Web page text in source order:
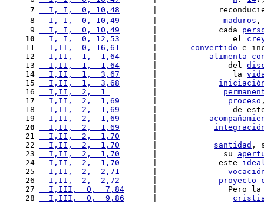
  7
  I, I,  0, 10,48
|
  8
  I, I,  0, 10,49
maduros ,
  9
  I, I,  0, 10,49
       |             cada
10
  I, I,  0, 12,53
       |                el
11
  I,II,  0, 16,61
convertido e
12
  I,II,  1,  1,64
alimenta
13
  I,II,  1,  1,64
       |               del
14
  I,II,  1,  3,67
       |                la
15
  I,II,  1,  3,68
16
  I,II,  2,  1
17
  I,II,  2,  1,69
proceso
18
  I,II,  2,  1,69
|                de
19
  I,II,  2,  1,69
20
  I,II,  2,  1,69
21
  I,II,  2,  1,70
22
  I,II,  2,  1,70
santidad ,
23
  I,II,  2,  1,70
       |              su
24
  I,II,  2,  1,70
       |             este
25
  I,II,  2,  2,71
26
  I,II,  2,  2,72
proyecto
27
  I,III,  0,  7,84
|               Pero
28
  I,III,  0,  9,86